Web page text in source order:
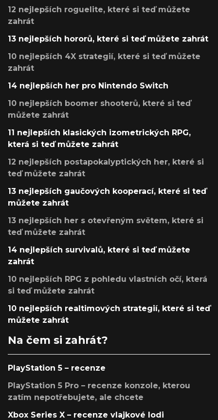
12 nejlepších roguelite, které si teď můžete
zahrát
13 nejlepších hororů, které si teď můžete zahrát
10 nejlepších 4X strategií, které si teď můžete
zahrát
14 nejlepších her pro Nintendo Switch
10 nejlepších boomer shooterů, které si teď
můžete zahrát
11 nejlepších klasických izometrických RPG,
která si teď můžete zahrát
12 nejlepších postapokalyptických her, které si
teď můžete zahrát
13 nejlepších gaučových kooperací, které si teď
můžete zahrát
13 nejlepších her s otevřeným světem, které si
teď můžete zahrát
14 nejlepších survivalů, které si teď můžete
zahrát
10 nejlepších RPG z pohledu vlastních očí, která
si teď můžete zahrát
10 nejlepších realtimových strategií, které si teď
můžete zahrát
Na čem si zahrát?
PlayStation 5 – recenze
PlayStation 5 Pro – recenze konzole, kterou
zatím nepotřebujete, ale chcete
Xbox Series X – recenze vlajkové lodi